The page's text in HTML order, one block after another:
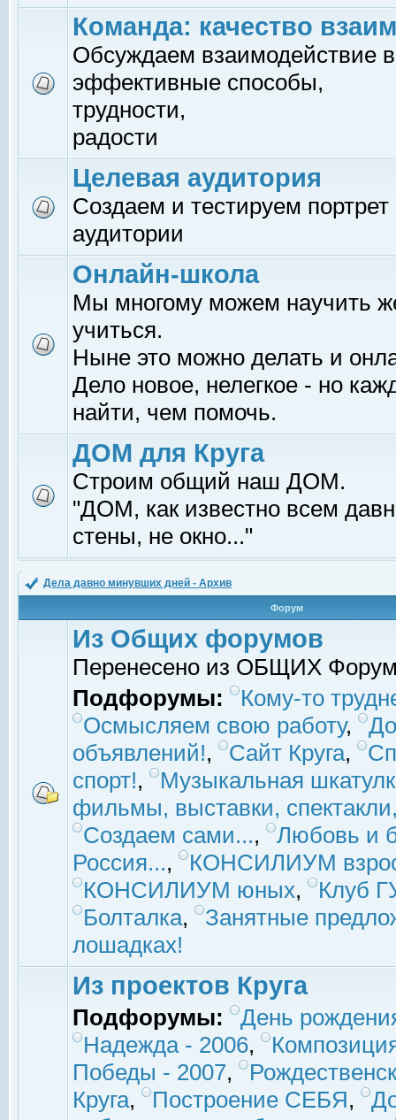
Команда: качество
Обсуждаем взаимодействие
эффективные способы,
трудности,
радости
Целевая аудитория
Создаем и тестируем
аудитории
Онлайн-школа
Мы многому можем научить
учиться.
Ныне это можно делать и
Дело новое, нелегкое - но
найти, чем помочь.
ДОМ для Круга
Строим общий наш ДОМ.
"ДОМ, как известно всем
стены, не окно..."
Дела давно минувших дней - Архив
Форум
Из Общих форумов
Перенесено из ОБЩИХ
Подфорумы:
Кому-то
Осмысляем свою работу,
объявлений!, Сайт Круга,
спорт!,
Музыкальная
фильмы, выставки,
Создаем сами...,
Любовь и
Россия...,
КОНСИЛИУМ
КОНСИЛИУМ юных,
Клуб
Болталка,
Занятные
лошадках!
Из проектов Круга
Подфорумы:
День
Надежда - 2006,
Победы - 2007,
Круга, Построение СЕБЯ,